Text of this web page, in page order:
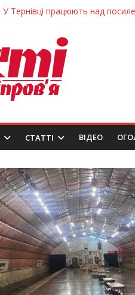
У Тернівці працюють над
У Самарі провели незвичайний
Світлові рішення майстрів із
Засинання після півночі може
СТАТТІ ВIДЕО